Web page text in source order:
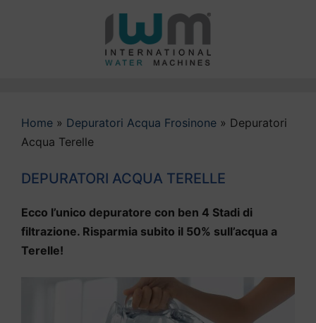
Home » Depuratori Acqua Frosinone » Depuratori
Acqua Terelle
DEPURATORI ACQUA TERELLE
Ecco l’unico depuratore con ben 4 Stadi di
filtrazione. Risparmia subito il 50% sull’acqua a
Terelle!